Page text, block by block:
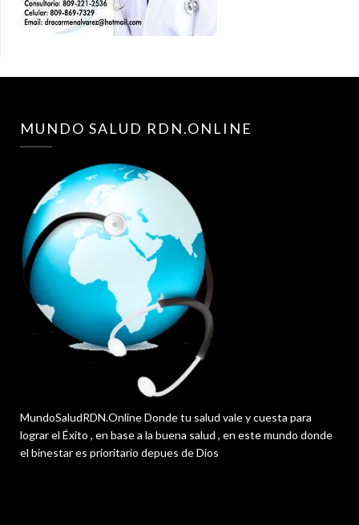
MUNDO SALUD RDN.ONLINE
MundoSaludRDN.Online Donde tu salud vale y cuesta para
lograr el Éxito , en base a la buena salud , en este mundo donde
el binestar es prioritario depues de Dios